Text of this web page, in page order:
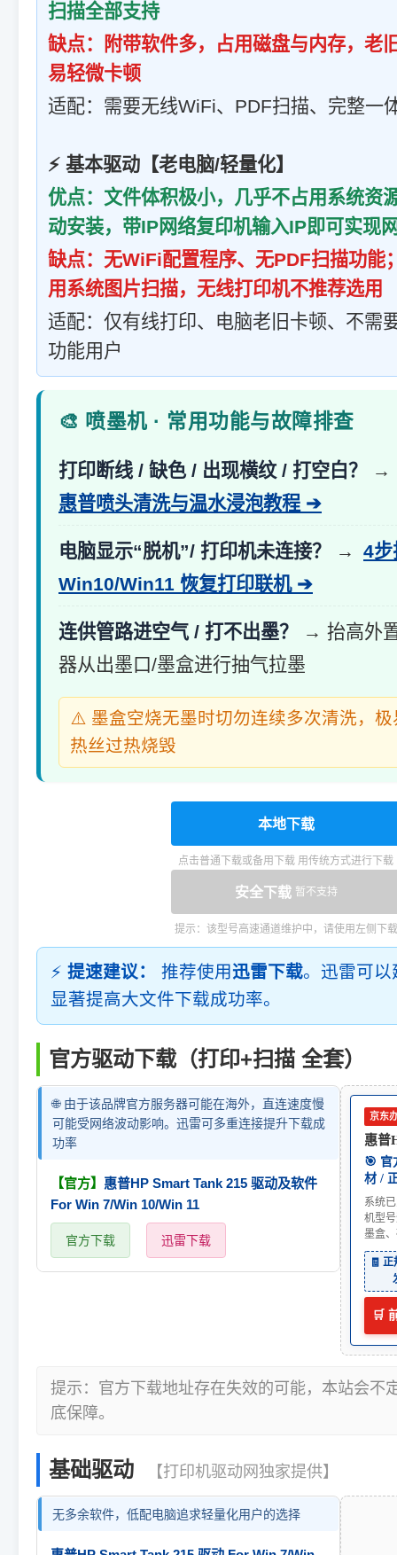
扫描全部支持
缺点：附带软件多，占用磁盘与内存，老
易轻微卡顿
适配：需要无线WiFi、PDF扫描、完整一
⚡ 基本驱动【老电脑/轻量化】
优点：文件体积极小，几乎不占用系统资
动安装，带IP网络复印机输入IP即可实现
缺点：无WiFi配置程序、无PDF扫描功能
用系统图片扫描，无线打印机不推荐选用
适配：仅有线打印、电脑老旧卡顿、不需
功能用户
🎨 喷墨机 · 常用功能与故障排查
打印断线 / 缺色 / 出现横纹 / 打空白？
→
惠普喷头清洗与温水浸泡教程 ➔
电脑显示“脱机”/ 打印机未连接？ →
4步
Win10/Win11 恢复打印联机 ➔
连供管路进空气 / 打不出墨？
→ 抬高外
器从出墨口/墨盒进行抽气拉墨
⚠️ 墨盒空烧无墨时切勿连续多次清洗，
热丝过热烧毁
本地下载
点击普通下载或备用下载 用传统方式进行下载
安全下载 暂不支持
提示：该型号高速通道维护中，请使用左侧下载
⚡ 提速建议： 推荐使用迅雷下载。迅雷可
显著提高大文件下载成功率。
官方驱动下载（打印+扫描 全套）
🌐 由于该品牌官方服务器可能在海外，直连速度慢
可能受网络波动影响。迅雷可多重连接提升下载成
功率
【官方】 惠普HP Smart Tank 215 驱动及软件
For Win 7/Win 10/Win 11
官方下载 迅雷下载
京东
惠普
🎯 官
材 /
系统
机型
墨盒
🧾
🛒
提示：官方下载地址存在失效的可能，本站会不
底保障。
基础驱动 【打印机驱动网独家提供】
无多余软件，低配电脑追求轻量化用户的选择